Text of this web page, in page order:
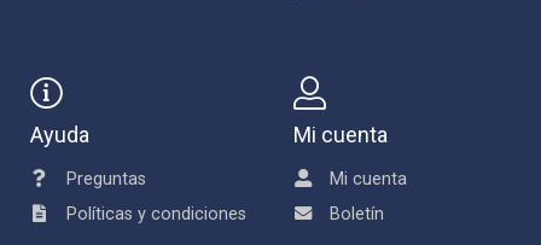
Ayuda
Preguntas
Políticas y condiciones
Mi cuenta
Mi cuenta
Boletín